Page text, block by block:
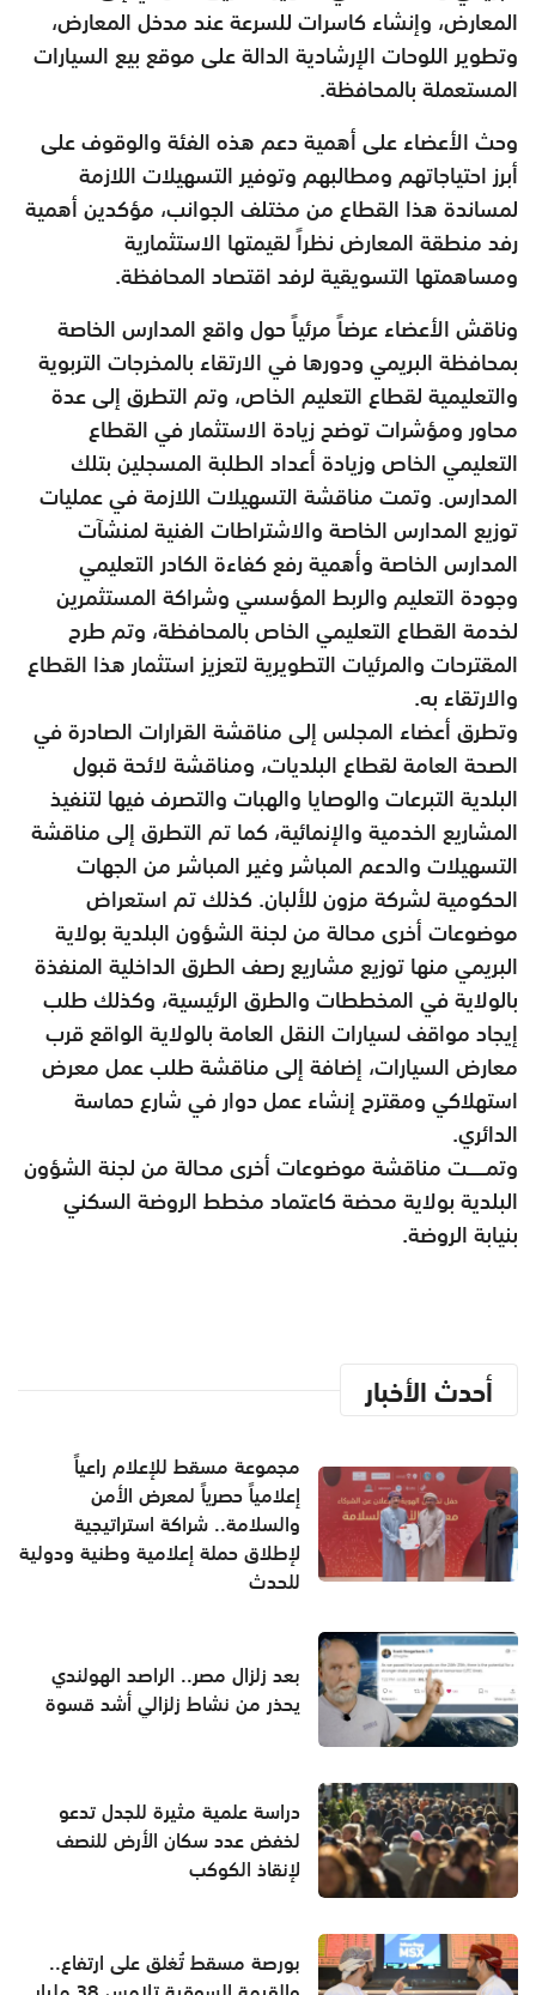
المعارض، وإنشاء كاسرات للسرعة عند مدخل المعارض،
وتطوير اللوحات الإرشادية الدالة على موقع بيع السيارات
المستعملة بالمحافظة.
وحث الأعضاء على أهمية دعم هذه الفئة والوقوف على
أبرز احتياجاتهم ومطالبهم وتوفير التسهيلات اللازمة
لمساندة هذا القطاع من مختلف الجوانب، مؤكدين أهمية
رفد منطقة المعارض نظراً لقيمتها الاستثمارية
ومساهمتها التسويقية لرفد اقتصاد المحافظة.
وناقش الأعضاء عرضاً مرئياً حول واقع المدارس الخاصة
بمحافظة البريمي ودورها في الارتقاء بالمخرجات التربوية
والتعليمية لقطاع التعليم الخاص، وتم التطرق إلى عدة
محاور ومؤشرات توضح زيادة الاستثمار في القطاع
التعليمي الخاص وزيادة أعداد الطلبة المسجلين بتلك
المدارس. وتمت مناقشة التسهيلات اللازمة في عمليات
توزيع المدارس الخاصة والاشتراطات الفنية لمنشآت
المدارس الخاصة وأهمية رفع كفاءة الكادر التعليمي
وجودة التعليم والربط المؤسسي وشراكة المستثمرين
لخدمة القطاع التعليمي الخاص بالمحافظة، وتم طرح
المقترحات والمرئيات التطويرية لتعزيز استثمار هذا القطاع
والارتقاء به.
وتطرق أعضاء المجلس إلى مناقشة القرارات الصادرة في
الصحة العامة لقطاع البلديات، ومناقشة لائحة قبول
البلدية التبرعات والوصايا والهبات والتصرف فيها لتنفيذ
المشاريع الخدمية والإنمائية، كما تم التطرق إلى مناقشة
التسهيلات والدعم المباشر وغير المباشر من الجهات
الحكومية لشركة مزون للألبان. كذلك تم استعراض
موضوعات أخرى محالة من لجنة الشؤون البلدية بولاية
البريمي منها توزيع مشاريع رصف الطرق الداخلية المنفذة
بالولاية في المخططات والطرق الرئيسية، وكذلك طلب
إيجاد مواقف لسيارات النقل العامة بالولاية الواقع قرب
معارض السيارات، إضافة إلى مناقشة طلب عمل معرض
استهلاكي ومقترح إنشاء عمل دوار في شارع حماسة
الدائري.
وتمـــــت مناقشة موضوعات أخرى محالة من لجنة الشؤون
البلدية بولاية محضة كاعتماد مخطط الروضة السكني
بنيابة الروضة.
أحدث الأخبار
مجموعة مسقط للإعلام راعياً
إعلامياً حصرياً لمعرض الأمن
والسلامة.. شراكة استراتيجية
لإطلاق حملة إعلامية وطنية ودولية
للحدث
بعد زلزال مصر.. الراصد الهولندي
يحذر من نشاط زلزالي أشد قسوة
دراسة علمية مثيرة للجدل تدعو
لخفض عدد سكان الأرض للنصف
لإنقاذ الكوكب
بورصة مسقط تُغلق على ارتفاع..